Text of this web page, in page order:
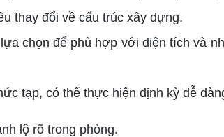
thay đổi về cấu trúc xây dựng.
chọn để phù hợp với diện tích và
tạp, có thể thực hiện định kỳ dễ
lộ rõ trong phòng.